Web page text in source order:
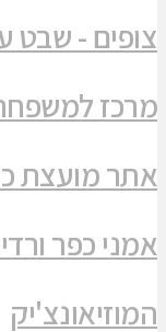
צופים - שבט
מרכז
אתר מועצת
אמני כפר
המוזיאונצ'יק